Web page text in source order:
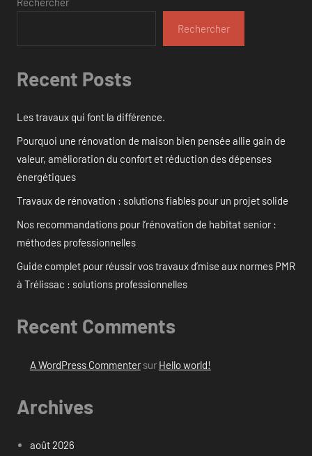
Rechercher
Recent Posts
Les travaux qui font la différence.
Pourquoi une rénovation de maison bien pensée allie gain de
valeur, amélioration du confort et réduction des dépenses
énergétiques
Travaux de rénovation : solutions fiables pour un projet solide
Nos recommandations pour l’rénovation de habitat senior :
méthodes professionnelles
Guide complet pour réussir vos travaux d’mise aux normes PMR
à Trélissac : solutions professionnelles
Recent Comments
A WordPress Commentersur Hello world!
Archives
août 2026